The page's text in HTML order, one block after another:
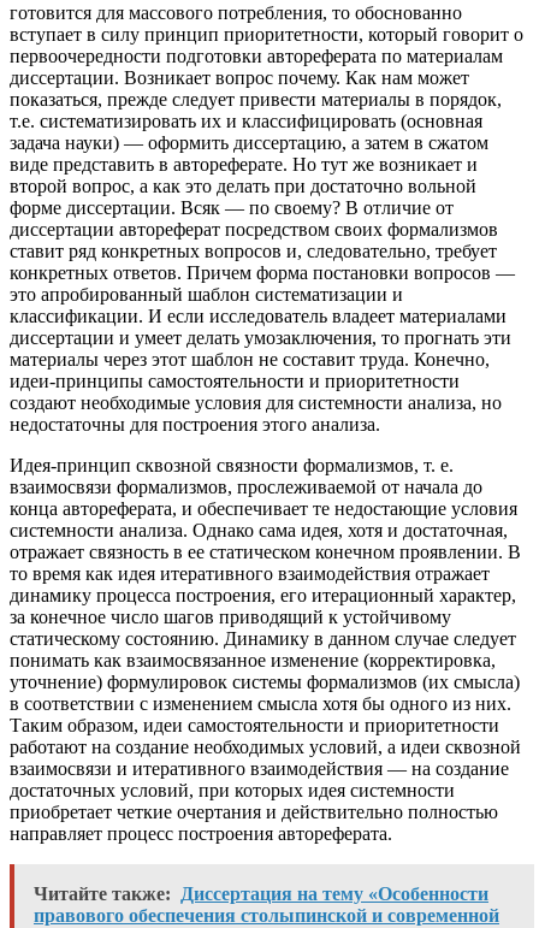
готовится для массового потребления, то обоснованно
вступает в силу принцип приоритетности, который говорит о
первоочередности подготовки автореферата по материалам
диссертации. Возникает вопрос почему. Как нам может
показаться, прежде следует привести материалы в порядок,
т.е. систематизировать их и классифицировать (основная
задача науки) — оформить диссертацию, а затем в сжатом
виде представить в автореферате. Но тут же возникает и
второй вопрос, а как это делать при достаточно вольной
форме диссертации. Всяк — по своему? В отличие от
диссертации автореферат посредством своих формализмов
ставит ряд конкретных вопросов и, следовательно, требует
конкретных ответов. Причем форма постановки вопросов —
это апробированный шаблон систематизации и
классификации. И если исследователь владеет материалами
диссертации и умеет делать умозаключения, то прогнать эти
материалы через этот шаблон не составит труда. Конечно,
идеи-принципы самостоятельности и приоритетности
создают необходимые условия для системности анализа, но
недостаточны для построения этого анализа.
Идея-принцип сквозной связности формализмов, т. е.
взаимосвязи формализмов, прослеживаемой от начала до
конца автореферата, и обеспечивает те недостающие условия
системности анализа. Однако сама идея, хотя и достаточная,
отражает связность в ее статическом конечном проявлении. В
то время как идея итеративного взаимодействия отражает
динамику процесса построения, его итерационный характер,
за конечное число шагов приводящий к устойчивому
статическому состоянию. Динамику в данном случае следует
понимать как взаимосвязанное изменение (корректировка,
уточнение) формулировок системы формализмов (их смысла)
в соответствии с изменением смысла хотя бы одного из них.
Таким образом, идеи самостоятельности и приоритетности
работают на создание необходимых условий, а идеи сквозной
взаимосвязи и итеративного взаимодействия — на создание
достаточных условий, при которых идея системности
приобретает четкие очертания и действительно полностью
направляет процесс построения автореферата.
Читайте также:
Диссертация на тему «Особенности
правового обеспечения столыпинской и современной